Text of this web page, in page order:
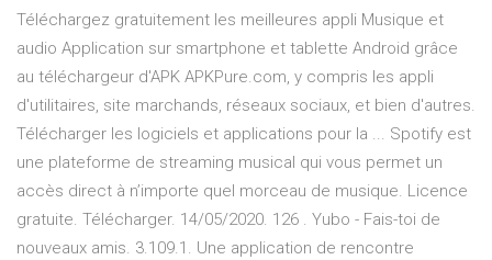
Téléchargez gratuitement les meilleures appli Musique et
audio Application sur smartphone et tablette Android grâce
au téléchargeur d'APK APKPure.com, y compris les appli
d'utilitaires, site marchands, réseaux sociaux, et bien d'autres.
Télécharger les logiciels et applications pour la ... Spotify est
une plateforme de streaming musical qui vous permet un
accès direct à n’importe quel morceau de musique. Licence
gratuite. Télécharger. 14/05/2020. 126 . Yubo - Fais-toi de
nouveaux amis. 3.109.1. Une application de rencontre